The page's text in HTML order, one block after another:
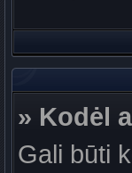
» Kodėl
Gali būti